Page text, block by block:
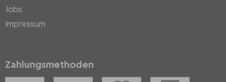
Jobs
Impressum
Zahlungsmethoden